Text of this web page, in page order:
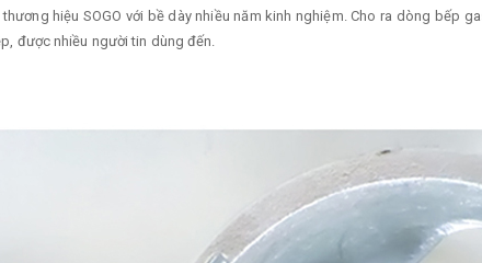
hiệu SOGO với bề dày nhiều năm kinh nghiệm. Cho ra dòng bếp
được nhiều người tin dùng đến.